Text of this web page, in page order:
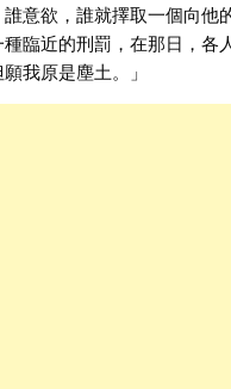
欲，誰就擇取一個向他的
近的刑罰，在那日，各
我原是塵土。」